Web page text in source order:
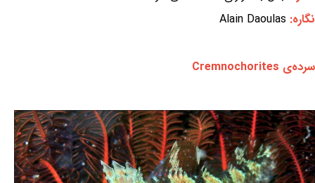
نگاره: Alain Daoulas
سرده‌ی Cremnochorites